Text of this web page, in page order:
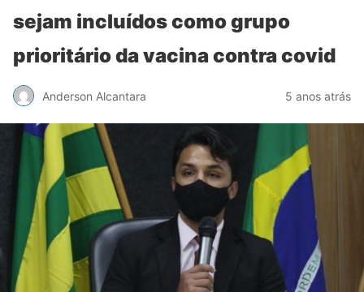
sejam incluídos como grupo
prioritário da vacina contra covid
Anderson Alcantara 5 anos atrás